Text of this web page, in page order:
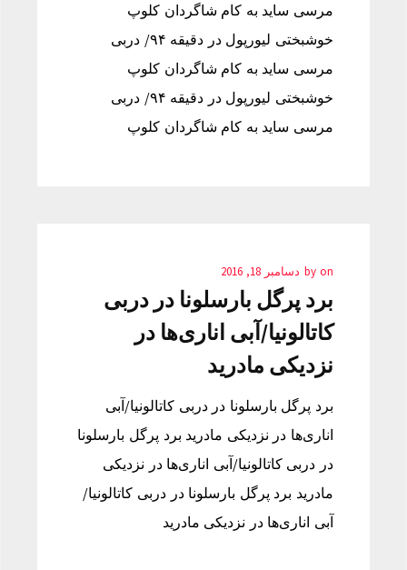
مرسی ساید به کام شاگردان کلوپ
خوشبختی لیورپول در دقیقه ۹۴/ دربی
مرسی ساید به کام شاگردان کلوپ
خوشبختی لیورپول در دقیقه ۹۴/ دربی
مرسی ساید به کام شاگردان کلوپ
by on دسامبر 18, 2016
برد پرگل بارسلونا در دربی
کاتالونیا/آبی اناری‌ها در
نزدیکی مادرید
برد پرگل بارسلونا در دربی کاتالونیا/آبی
اناری‌ها در نزدیکی مادرید برد پرگل بارسلونا
در دربی کاتالونیا/آبی اناری‌ها در نزدیکی
مادرید برد پرگل بارسلونا در دربی کاتالونیا/
آبی اناری‌ها در نزدیکی مادرید